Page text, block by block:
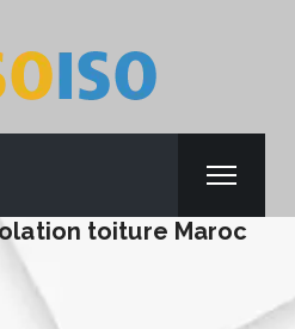
toiture Maroc